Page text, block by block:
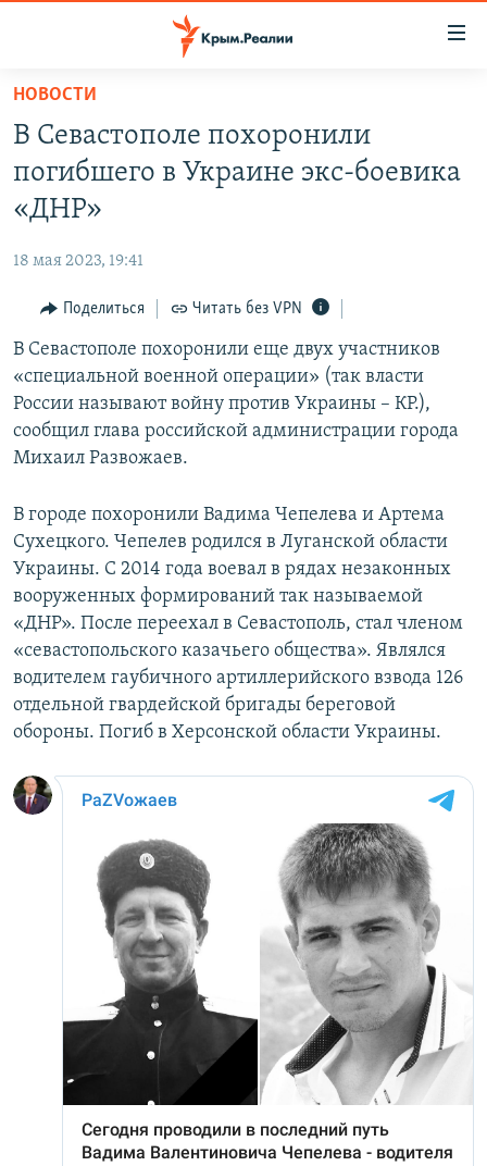
Вернуться
основному
содержанию
Вернутся
главной
Вернутся
поиску
СПЕЦПРОЕКТЫ
ГРУЗ 200
11 ЛЕТ ОККУПАЦИИ КРЫМА. 11 ИСТОРИЙ СОПРОТИВЛЕНИЯ
ВОДА
ЕЩЕ
ИНТЕРАКТИВ
ИНФОГРАФИКА
ТЕЛЕПРОЕКТ КРЫМ.РЕАЛИИ
СОВЕТЫ ПРАВОЗАЩИТНИКОВ
ПРОПАВШИЕ БЕЗ ВЕСТИ
ПОБЕДИТЕЛЕЙ НЕ СУДЯТ?
КРЫМ.НЕПОКОРЕННЫЙ
УКРАИНСКАЯ ПРОБЛЕМА КРЫМА
РАДІО СВОБОДА
КАК ОБОЙТИ БЛОКИРОВКУ
Українською
Qırımtatar
ПРИСОЕДИНЯЙТЕСЬ!
Все сайты RFE/RL
НОВОСТИ
В Севастополе похоронили
погибшего в Украине экс-боевика
«ДНР»
18 мая 2023, 19:41
Поделиться Читать без VPN
В Севастополе похоронили еще двух участников
«специальной военной операции» (так власти
России называют войну против Украины – КР.),
сообщил глава российской администрации города
Михаил Развожаев.
В городе похоронили Вадима Чепелева и Артема
Сухецкого. Чепелев родился в Луганской области
Украины. С 2014 года воевал в рядах незаконных
вооруженных формирований так называемой
«ДНР». После переехал в Севастополь, стал членом
«севастопольского казачьего общества». Являлся
водителем гаубичного артиллерийского взвода 126
отдельной гвардейской бригады береговой
обороны. Погиб в Херсонской области Украины.